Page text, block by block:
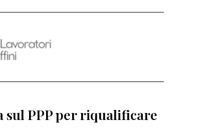
sul PPP per riqualificare